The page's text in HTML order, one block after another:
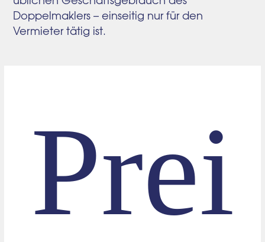
Doppelmaklers – einseitig nur für den
Vermieter tätig ist.
Prei